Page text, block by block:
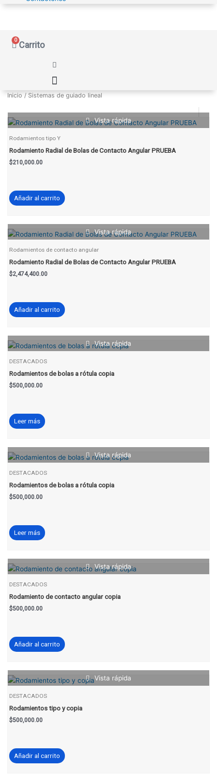
0 Carrito
Inicio / Sistemas de guiado lineal
Vista rápida
Rodamientos tipo Y
Rodamiento Radial de Bolas de Contacto Angular PRUEBA
$210,000.00
Añadir al carrito
Vista rápida
Rodamientos de contacto angular
Rodamiento Radial de Bolas de Contacto Angular PRUEBA
$2,474,400.00
Añadir al carrito
Vista rápida
DESTACADOS
Rodamientos de bolas a rótula copia
$500,000.00
Leer más
Vista rápida
DESTACADOS
Rodamientos de bolas a rótula copia
$500,000.00
Leer más
Vista rápida
DESTACADOS
Rodamiento de contacto angular copia
$500,000.00
Añadir al carrito
Vista rápida
DESTACADOS
Rodamientos tipo y copia
$500,000.00
Añadir al carrito